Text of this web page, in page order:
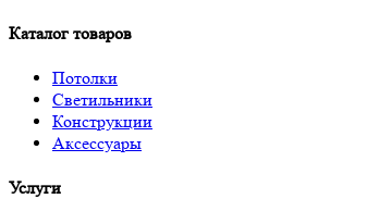
Каталог товаров
Потолки
Светильники
Конструкции
Аксессуары
Услуги